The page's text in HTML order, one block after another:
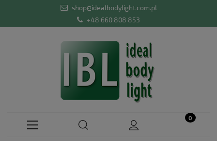
shop@idealbodylight.com.pl
+48 660 808 853